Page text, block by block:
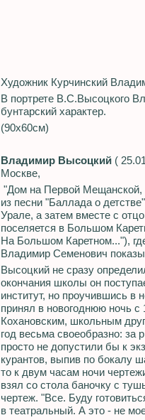
Художник Курчинский
В портрете В.С.Высоцкого
бунтарский характер.
(90х60см)
Владимир Высоцкий (
Москве,
"Дом на Первой Мещанской,
из песни "Баллада о
Урале, а затем вместе с
поселяется в Большом
На Большом Каретном..."),
Владимир Семенович
Высоцкий не сразу
окончания школы он
институт, но проучившись в
принял в новогоднюю ночь
Кохановским, школьным
год весьма своеобразно: за
просто не допустили бы к
курантов, выпив по бокалу
то к двум часам ночи
взял со стола баночку с
чертеж. "Все. Буду
в театральный. А это - не